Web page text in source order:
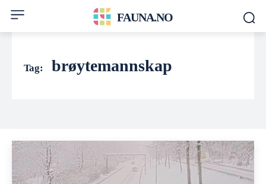
FAUNA.NO
Tag: brøytemannskap